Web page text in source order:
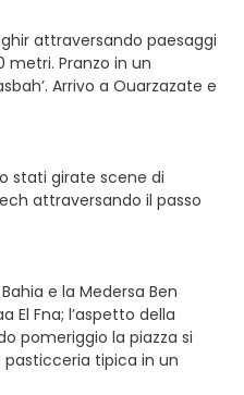
attraversando paesaggi
Pranzo in un
Arrivo a Ouarzazate e
stati girate scene di
attraversando il passo
e la Medersa Ben
El Fna; l’aspetto della
pomeriggio la piazza si
tipica in un